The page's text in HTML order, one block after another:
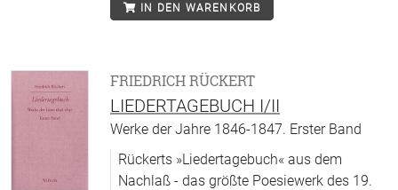
IN DEN WARENKORB
FRIEDRICH RÜCKERT
LIEDERTAGEBUCH I/II
Werke der Jahre 1846-1847. Erster Band
Rückerts »Liedertagebuch« aus dem
Nachlaß - das größte Poesiewerk des 19.